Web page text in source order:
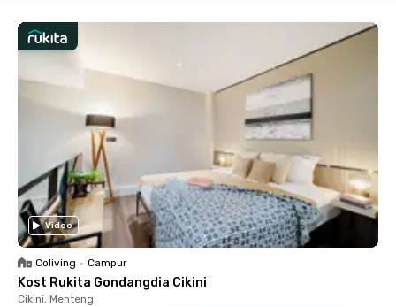
Video
Coliving • Campur
Kost Rukita Gondangdia Cikini
Cikini, Menteng